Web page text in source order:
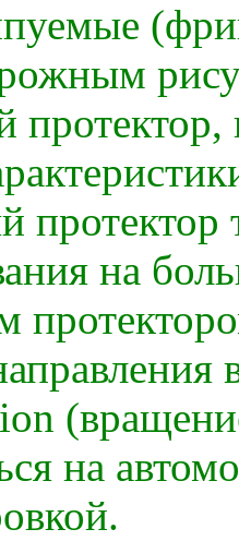
протектор
на
на